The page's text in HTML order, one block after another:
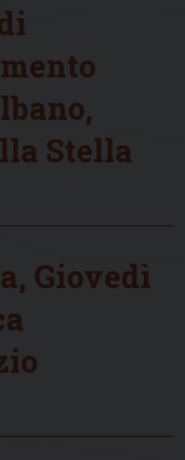
Stella
Giovedì